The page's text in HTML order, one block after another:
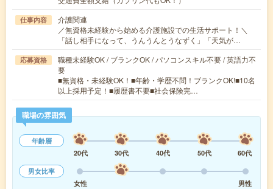
仕事内容
介護関連
／無資格未経験から始める介護施設での生活サポート！＼
「話し相手になって、うんうんとうなずく」「天気が…
応募資格
職種未経験OK / ブランクOK / パソコンスキル不要 / 英語力不
要
■無資格・未経験OK！■年齢・学歴不問！ブランクOK!■10名
以上採用予定！■履歴書不要■社会保険完…
職場の雰囲気
年齢層
20代
30代 40代 50代
60代
男女比率
女性
男性